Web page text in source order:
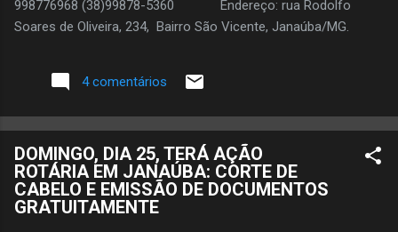
998776968 (38)99878-5360 Endereço: rua Rodolfo
Soares de Oliveira, 234, Bairro São Vicente, Janaúba/MG.
4 comentários
DOMINGO, DIA 25, TERÁ AÇÃO
ROTÁRIA EM JANAÚBA: CORTE DE
CABELO E EMISSÃO DE DOCUMENTOS
GRATUITAMENTE